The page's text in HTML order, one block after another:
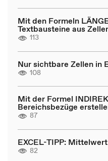
Mit den Formeln
Textbausteine aus
113
Nur sichtbare Zellen in
108
Mit der Formel
Bereichsbezüge
87
EXCEL-TIPP:
82